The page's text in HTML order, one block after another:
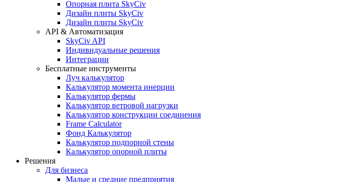
Опорная плита SkyCiv
Дизайн плиты SkyCiv
Дизайн плиты SkyCiv
API & Автоматизация
SkyCiv API
Индивидуальные решения
Интеграции
Бесплатные инструменты
Луч калькулятор
Калькулятор момента инерции
Калькулятор фермы
Калькулятор ветровой нагрузки
Калькулятор конструкции соединения
Frame Calculator
Фонд Калькулятор
Калькулятор подпорной стены
Калькулятор опорной плиты
Решения
Для бизнеса
Малые и средние предприятия